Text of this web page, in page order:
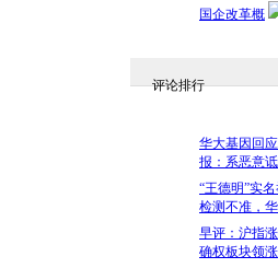
国企改革概
评论排行
华大基因回
报：系恶意
“王德明”实
检测不准，
早评：沪指
确权板块领涨